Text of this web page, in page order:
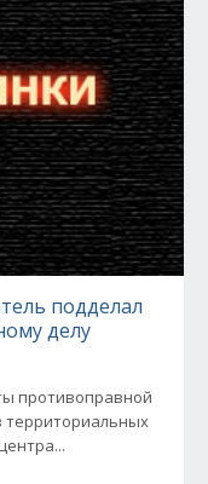
подделал
делу
противоправной
территориальных